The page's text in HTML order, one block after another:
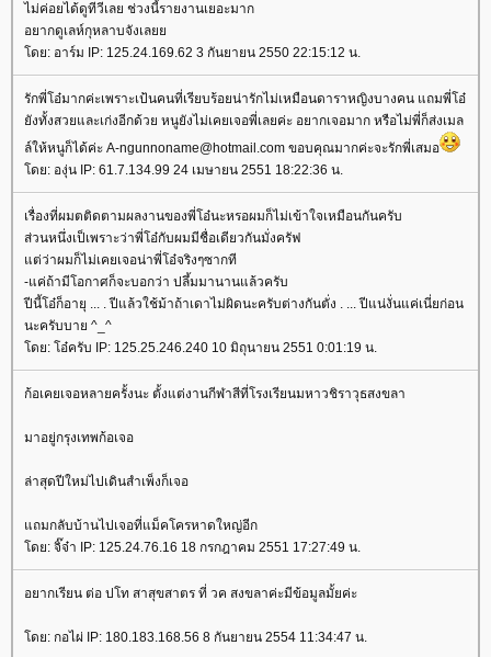
ไม่ค่อยได้ดูทีวีเลย ช่วงนี้รายงานเยอะมาก
อยากดูเลห์กุหลาบจังเลยย
โดย: อาร์ม IP: 125.24.169.62 3 กันยายน 2550 22:15:12 น.
รักพี่โอ๋มากค่ะเพราะเป้นคนที่เรียบร้อยน่ารักไม่เหมือนดาราหญิงบางคน แถมพี่โอ๋
ยังทั้งสวยและเก่งอีกด้วย หนูยังไม่เคยเจอพี่เลยค่ะ อยากเจอมาก หรือไม่พี่ก็ส่งเมล
ล์ให้หนูก็ได้ค่ะ A-ngunnoname@hotmail.com ขอบคุณมากค่ะจะรักพี่เสมอ
โดย: องุ่น IP: 61.7.134.99 24 เมษายน 2551 18:22:36 น.
เรื่องที่ผมตติดตามผลงานของพี่โอ๋นะหรอผมก็ไม่เข้าใจเหมือนกันครับ
ส่วนหนึ่งเป็เพราะว่าพี่โอ๋กับผมมีชื่อเดียวกันมั่งครัฟ
แต่ว่าผมก็ไม่เคยเจอน่าพี่โอ๋จริงๆซากที
-แค่ถ้ามีโอกาศก็จะบอกว่า ปลึ้มมานานแล้วครับ
ปีนี้โอ๋ก็อายุ ... . ปีแล้วใช้ม้าถ้าเดาไม่ผิดนะครับต่างกันตั่ง . ... ปีแน่งั่นแค่เนี่ยก่อน
นะครับบาย ^_^
โดย: โอ๋ครับ IP: 125.25.246.240 10 มิถุนายน 2551 0:01:19 น.
ก้อเคยเจอหลายครั้งนะ ตั้งแต่งานกีฬาสีที่โรงเรียนมหาวชิราวุธสงขลา
มาอยู่กรุงเทพก้อเจอ
ล่าสุดปีใหม่ไปเดินสำเพ็งก็เจอ
แถมกลับบ้านไปเจอที่แม็คโครหาดใหญ่อีก
โดย: จิ๊จ๋า IP: 125.24.76.16 18 กรกฎาคม 2551 17:27:49 น.
อยากเรียน ต่อ ปโท สาสุขสาตร ที่ วค สงขลาค่ะมีข้อมูลมั้ยค่ะ
โดย: กอไผ่ IP: 180.183.168.56 8 กันยายน 2554 11:34:47 น.